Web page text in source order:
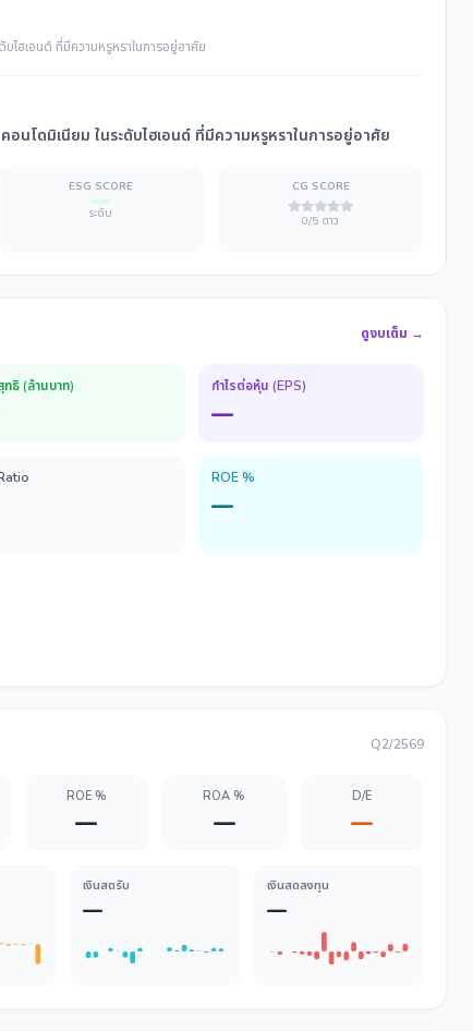
ไฮเอนด์ ที่มีความหรูหราในการอยู่อาศัย
นโดมิเนียม ในระดับไฮเอนด์ ที่มีความหรูหราในการอยู่อาศัย
ESG SCORE
ระดับ
CG SCORE
0/5 ดาว
ดูงบเต็ม →
ทธิ (ล้านบาท) กำไรต่อหุ้น (EPS)
—
ROE %
—
Q2/2569
ROE %
—
ROA %
—
D/E
—
เงินสดรับ
—
เงินสดลงทุน
—